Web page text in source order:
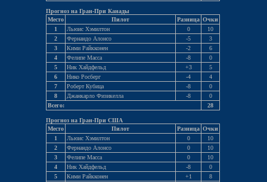
Прогноз на Гран-При Канады
Место
Пилот Разница Очки
1
Льюис Хэмилтон 0
10
2
Фернандо Алонсо -5
3
3
Кими Райкконен -2
6
4
Фелипе Масса -8
0
5
Ник Хайдфельд +3
5
6
Нико Росберг -4
4
7
Роберт Кубица -8
0
8
Джанкарло Физикелла -8
0
Всего:
28
Прогноз на Гран-При США
Место
Пилот Разница Очки
1
Льюис Хэмилтон 0
10
2
Фернандо Алонсо 0
10
3
Фелипе Масса 0
10
4
Ник Хайдфельд -8
0
5
Кими Райкконен +1
8